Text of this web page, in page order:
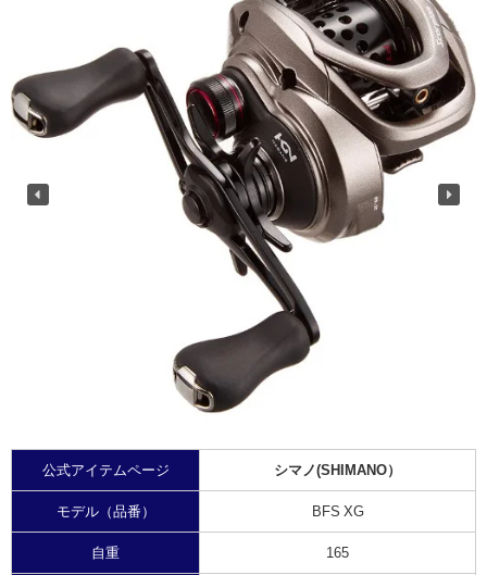
公式アイテムページ シマノ(SHIMANO）
モデル（品番） BFS XG
自重 165